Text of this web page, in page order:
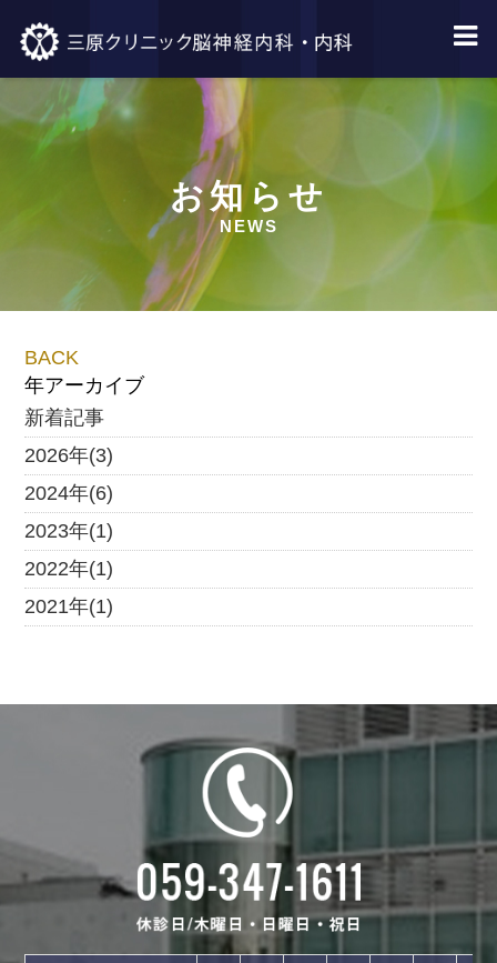
お知らせ
NEWS
BACK
年アーカイブ
新着記事
2026年(3)
2024年(6)
2023年(1)
2022年(1)
2021年(1)